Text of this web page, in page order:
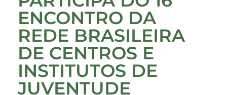
ENCONTRO DA
REDE BRASILEIRA
DE CENTROS E
INSTITUTOS DE
JUVENTUDE